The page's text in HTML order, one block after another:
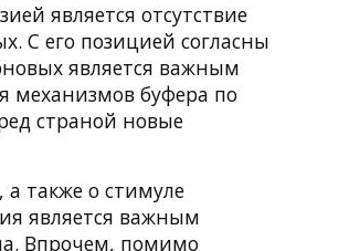
является отсутствие
С его позицией согласны
является важным
механизмов буфера по
страной новые
а также о стимуле
является важным
Впрочем, помимо